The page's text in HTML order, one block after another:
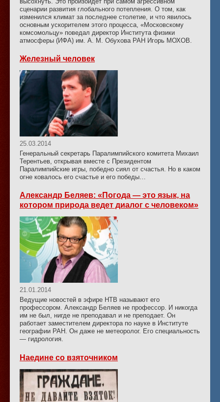
сценарии развития глобального потепления. О том, как
изменился климат за последнее столетие, и что явилось
основным ускорителем этого процесса, «Московскому
комсомольцу» поведал директор Института физики
атмосферы (ИФА) им. А. М. Обухова РАН Игорь МОХОВ.
Железный человек
25.03.2014
Генеральный секретарь Паралимпийского комитета Михаил
Терентьев, открывая вместе с Президентом
Паралимпийские игры, победно сиял от счастья. Но в каком
огне ковалось его счастье и его победы…
Александр Беляев: «Погода — это язык, на
котором природа ведет диалог с человеком»
21.01.2014
Ведущие новостей в эфире НТВ называют его
профессором. Александр Беляев не профессор. И никогда
им не был, нигде не преподавал и не преподает. Он
работает заместителем директора по науке в Институте
географии РАН. Он даже не метеоролог. Его специальность
— гидрология.
Наедине со взяточником